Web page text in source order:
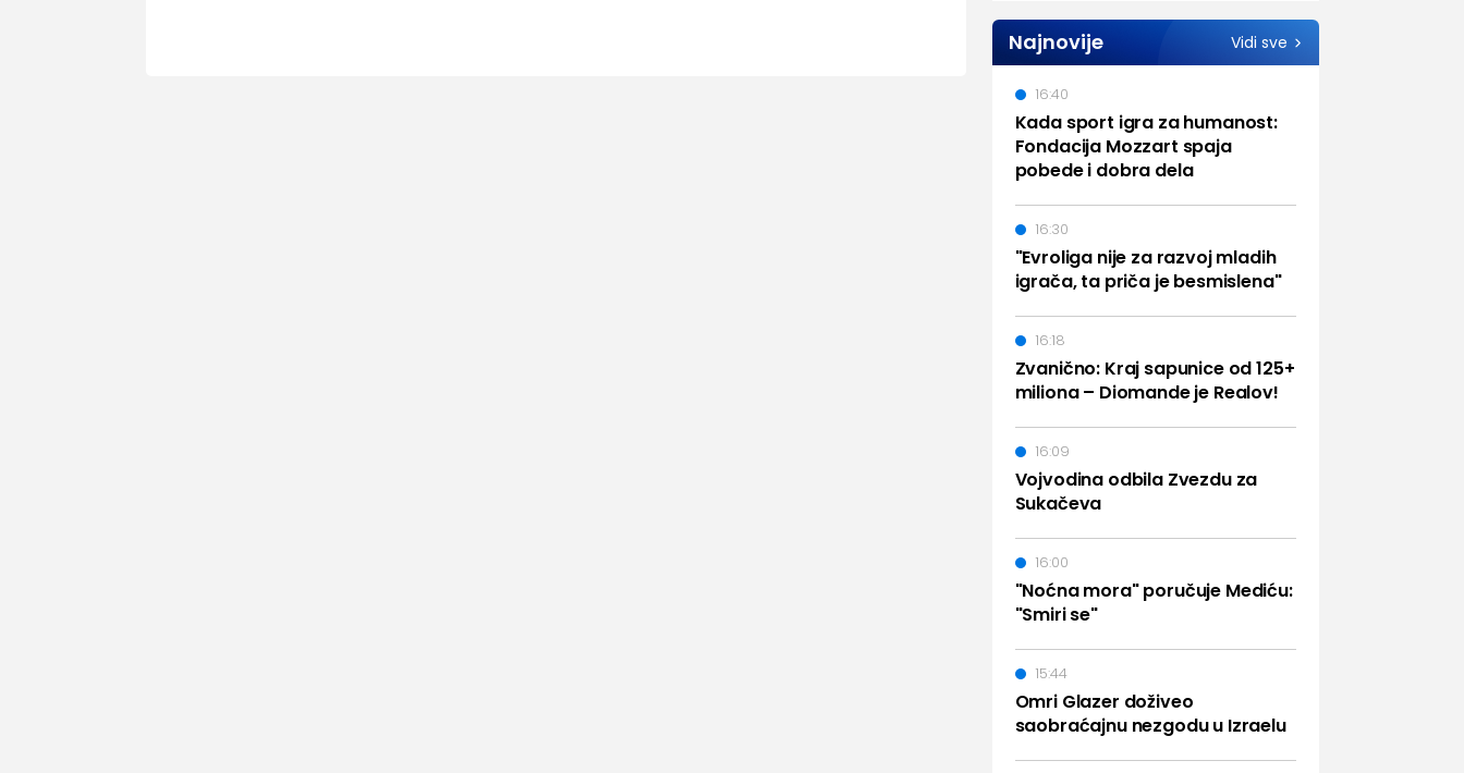
Najnovije Vidi sve
Kada sport igra za humanost:
Fondacija Mozzart spaja
pobede i dobra dela
16:40
"Evroliga nije za razvoj mladih
igrača, ta priča je besmislena"
16:30
Zvanično: Kraj sapunice od 125+
miliona – Diomande je Realov!
16:18
Vojvodina odbila Zvezdu za
Sukačeva
16:09
"Noćna mora" poručuje Mediću:
"Smiri se"
16:00
Omri Glazer doživeo
saobraćajnu nezgodu u Izraelu
15:44